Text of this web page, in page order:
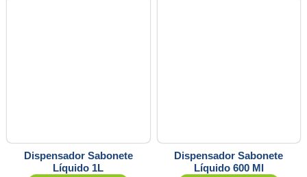
Dispensador Sabonete
Líquido 1L
Dispensador Sabonete
Líquido 600 Ml